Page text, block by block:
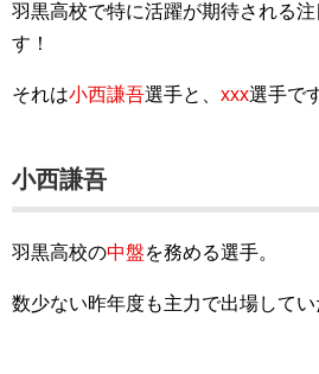
羽黒高校で特に活躍が期待される
す！
それは小西謙吾選手と、 xxx選手で
小西謙吾
羽黒高校の中盤を務める選手。
数少ない昨年度も主力で出場してい